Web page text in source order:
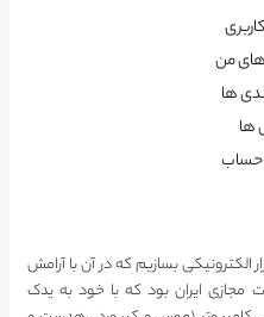
من
ها
ها
حساب
الکترونیکی بسازیم که در آن با آرامش
مجازی ایران بود که با خود به یدک